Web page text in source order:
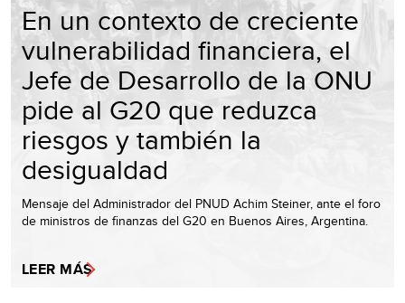
En un contexto de creciente
vulnerabilidad financiera, el
Jefe de Desarrollo de la ONU
pide al G20 que reduzca
riesgos y también la
desigualdad
Mensaje del Administrador del PNUD Achim Steiner, ante el foro
de ministros de finanzas del G20 en Buenos Aires, Argentina.
LEER MÁS